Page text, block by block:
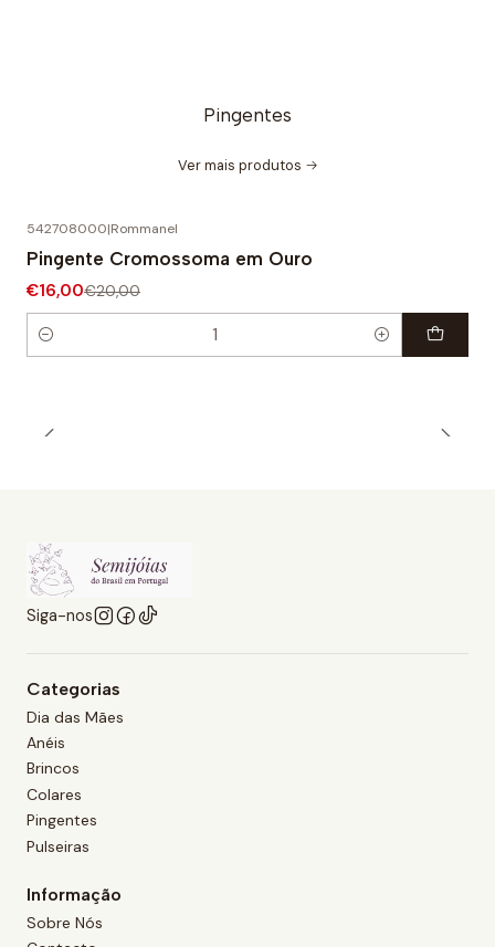
Pingentes
Ver mais produtos
542708000|Rommanel
Pingente Cromossoma em Ouro
€16,00€20,00
Quantidade
Siga-nos
Categorias
Dia das Mães
Anéis
Brincos
Colares
Pingentes
Pulseiras
Informação
Sobre Nós